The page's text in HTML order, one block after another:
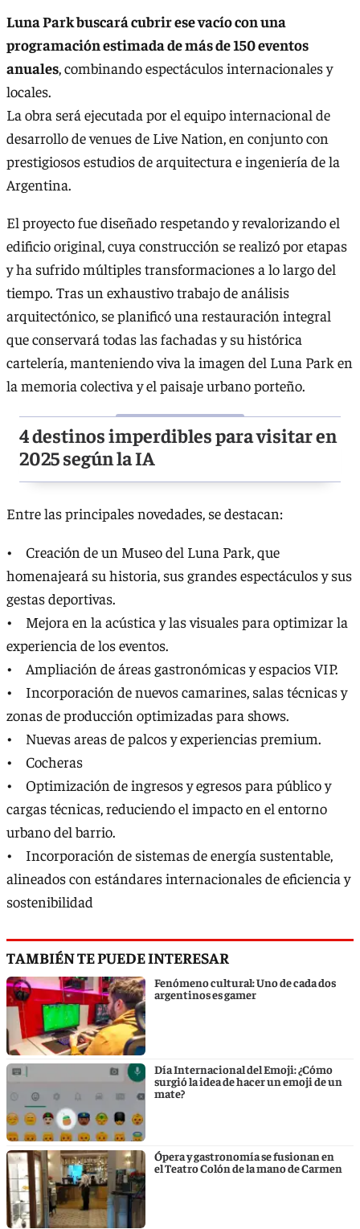
Luna Park buscará cubrir ese vacío con una
programación estimada de más de 150 eventos
anuales , combinando espectáculos internacionales y
locales.
La obra será ejecutada por el equipo internacional de
desarrollo de venues de Live Nation, en conjunto con
prestigiosos estudios de arquitectura e ingeniería de la
Argentina.
El proyecto fue diseñado respetando y revalorizando el
edificio original, cuya construcción se realizó por etapas
y ha sufrido múltiples transformaciones a lo largo del
tiempo. Tras un exhaustivo trabajo de análisis
arquitectónico, se planificó una restauración integral
que conservará todas las fachadas y su histórica
cartelería, manteniendo viva la imagen del Luna Park en
la memoria colectiva y el paisaje urbano porteño.
4 destinos imperdibles para visitar en
2025 según la IA
Entre las principales novedades, se destacan:
• Creación de un Museo del Luna Park, que
homenajeará su historia, sus grandes espectáculos y sus
gestas deportivas.
• Mejora en la acústica y las visuales para optimizar la
experiencia de los eventos.
• ⁠⁠Ampliación de áreas gastronómicas y espacios VIP.
• ⁠⁠Incorporación de nuevos camarines, salas técnicas y
zonas de producción optimizadas para shows.
• ⁠⁠Nuevas areas de palcos y experiencias premium.
• ⁠Cocheras
• ⁠⁠Optimización de ingresos y egresos para público y
cargas técnicas, reduciendo el impacto en el entorno
urbano del barrio.
• ⁠⁠Incorporación de sistemas de energía sustentable,
alineados con estándares internacionales de eficiencia y
sostenibilidad
TAMBIÉN TE PUEDE INTERESAR
Fenómeno cultural: Uno de cada dos
argentinos es gamer
Día Internacional del Emoji: ¿Cómo
surgió la idea de hacer un emoji de un
mate?
Ópera y gastronomía se fusionan en
el Teatro Colón de la mano de Carmen